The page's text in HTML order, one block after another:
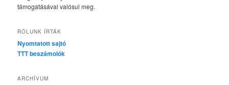
támogatásával valósul meg.
RÓLUNK ÍRTÁK
Nyomtatott sajtó
TTT beszámolók
ARCHÍVUM